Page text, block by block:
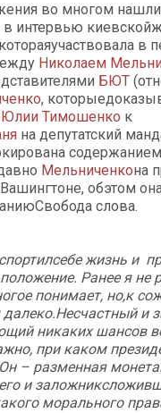
во многом
интервью
в
Николаем
БЮТ
,
Юлии Тимошенко к
на депутатский
Мельниченкона
обэтом
слова.
жизнь и
положение. Ранее я не
понимает, но,к
и
никаких шансов
при каком
– разменная
и
морального